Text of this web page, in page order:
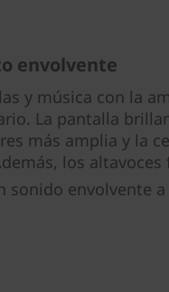
envolvente
y música con la
La pantalla
más amplia y la
los
sonido envolvente